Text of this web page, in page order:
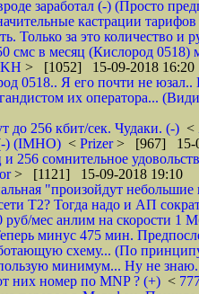
заработал (-) (Просто
кастрации
Только за это количество и
в месяц (Кислород 0518)
> [1052] 15-09-2018 16:20
0518.. Я его почти не
их оператора...
до 256 кбит/сек. Чудаки. (-) <
) (IMHO) < Prizer> [967] 15-
и 256 сомнительное
> [1121] 15-09-2018 19:10
"произойдут небольшие
Т2? Тогда надо и АП
мес анлим на скорости 1
минус 475 мин.
схему... (По
минимум... Ну не
них номер по MNP ? (+) <